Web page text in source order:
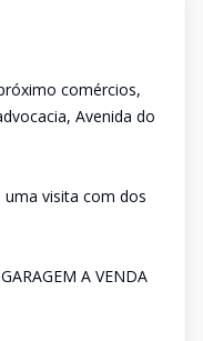
comércios,
Avenida do
visita com dos
A VENDA